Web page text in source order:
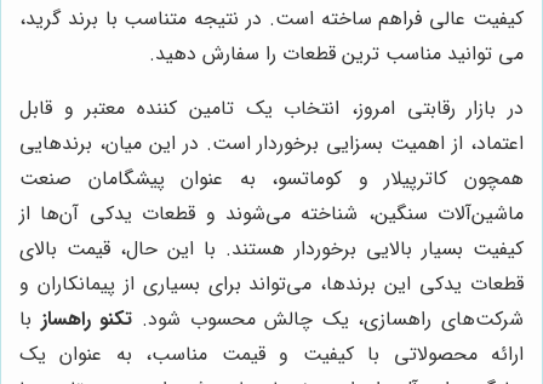
کیفیت عالی فراهم ساخته است. در نتیجه متناسب با برند گرید،
می توانید مناسب ترین قطعات را سفارش دهید.
در بازار رقابتی امروز، انتخاب یک تامین کننده معتبر و قابل
اعتماد، از اهمیت بسزایی برخوردار است. در این میان، برندهایی
همچون کاترپیلار و کوماتسو، به عنوان پیشگامان صنعت
ماشین‌آلات سنگین، شناخته می‌شوند و قطعات یدکی آن‌ها از
کیفیت بسیار بالایی برخوردار هستند. با این حال، قیمت بالای
قطعات یدکی این برندها، می‌تواند برای بسیاری از پیمانکاران و
شرکت‌های راهسازی، یک چالش محسوب شود. تکنو راهساز با
ارائه محصولاتی با کیفیت و قیمت مناسب، به عنوان یک